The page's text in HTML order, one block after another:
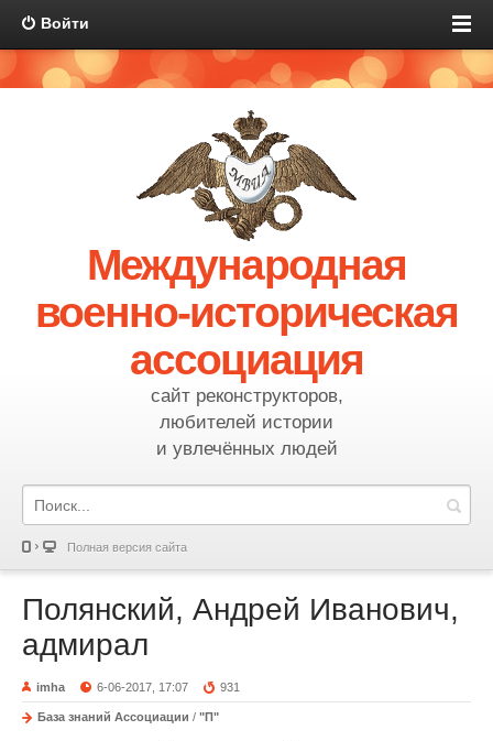
Войти
Международная
военно-историческая
ассоциация
сайт реконструкторов,
любителей истории
и увлечённых людей
Полная версия сайта
Полянский, Андрей Иванович,
адмирал
imha 6-06-2017, 17:07 931
База знаний Ассоциации / "П"